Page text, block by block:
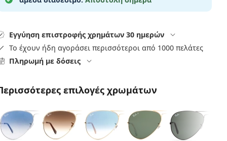
Εγγύηση επιστροφής χρημάτων 30 ημερών
Το έχουν ήδη αγοράσει περισσότεροι από 1000 πελάτες
Πληρωμή με δόσεις
επιλογές χρωμάτων